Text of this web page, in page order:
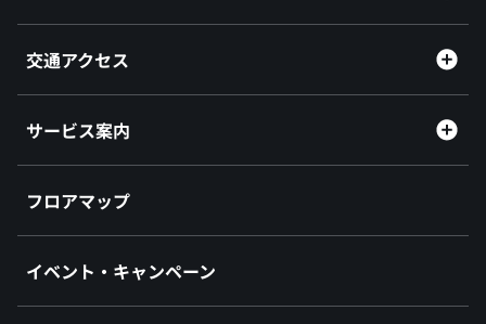
交通アクセス
サービス案内
フロアマップ
イベント・キャンペーン